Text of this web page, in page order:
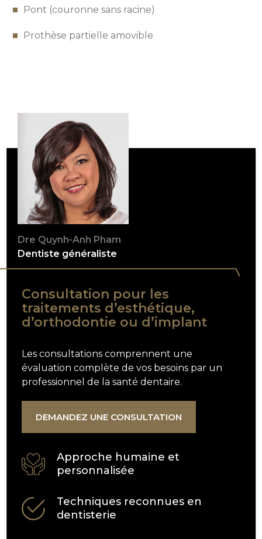
Pont (couronne sans racine)
Prothèse partielle amovible
Dre Quynh-Anh Pham
Dentiste généraliste
Consultation pour les
traitements d’esthétique,
d’orthodontie ou d’implant
Les consultations comprennent une
évaluation complète de vos besoins par un
professionnel de la santé dentaire.
DEMANDEZ UNE CONSULTATION
Approche humaine et
personnalisée
Techniques reconnues en
dentisterie